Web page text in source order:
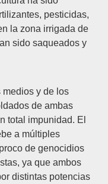
pesticidas,
la zona irrigada de
sido saqueados y
medios y de los
de ambas
total impunidad. El
a múltiples
de genocidios
ya que ambos
distintas potencias